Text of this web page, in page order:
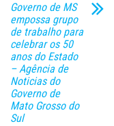
Governo de MS
empossa grupo
de trabalho para
celebrar os 50
anos do Estado
– Agência de
Noticias do
Governo de
Mato Grosso do
Sul